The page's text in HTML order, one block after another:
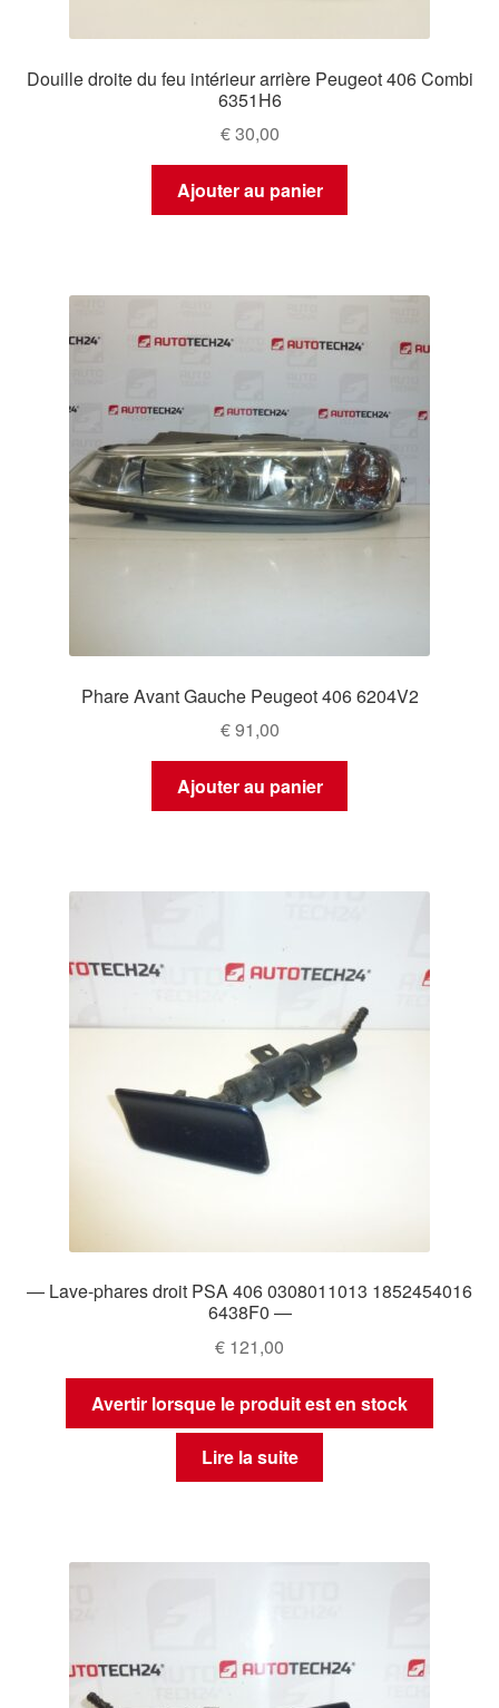
Douille droite du feu intérieur arrière Peugeot 406 Combi
6351H6
€30,00
Ajouter au panier
Phare Avant Gauche Peugeot 406 6204V2
€91,00
Ajouter au panier
— Lave-phares droit PSA 406 0308011013 1852454016
6438F0 —
€ 121,00
Avertir lorsque le produit est en stock
Lire la suite